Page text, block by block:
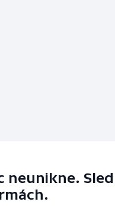
neunikne.